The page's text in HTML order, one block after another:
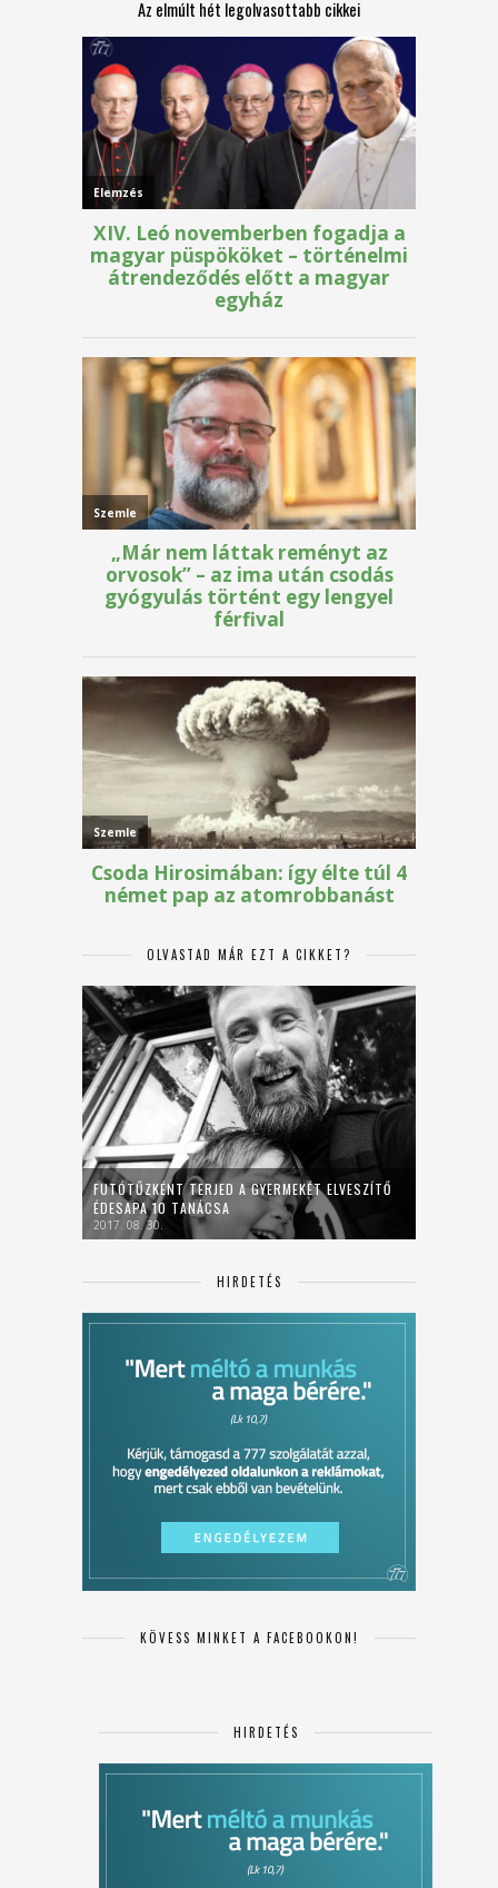
Az elmúlt hét legolvasottabb cikkei
OLVASTAD MÁR EZT A CIKKET?
FUTÓTŰZKÉNT TERJED A GYERMEKÉT ELVESZÍTŐ
ÉDESAPA 10 TANÁCSA
2017. 08. 30.
HIRDETÉS
KÖVESS MINKET A FACEBOOKON!
HIRDETÉS